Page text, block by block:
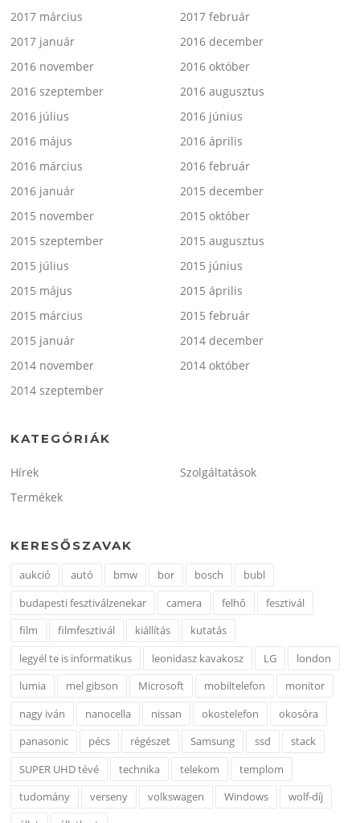
2017 március
2017 február
2017 január
2016 december
2016 november
2016 október
2016 szeptember
2016 augusztus
2016 július
2016 június
2016 május
2016 április
2016 március
2016 február
2016 január
2015 december
2015 november
2015 október
2015 szeptember
2015 augusztus
2015 július
2015 június
2015 május
2015 április
2015 március
2015 február
2015 január
2014 december
2014 november
2014 október
2014 szeptember
KATEGÓRIÁK
Hírek
Szolgáltatások
Termékek
KERESŐSZAVAK
aukció autó bmw bor bosch
bubl
budapesti fesztiválzenekar
camera felhő
fesztivál
film
filmfesztivál kiállítás
kutatás
legyél te is informatikus
leonidasz kavakosz LG
london
lumia
mel gibson Microsoft mobiltelefon
monitor
nagy iván
nanocella nissan okostelefon
okosóra
panasonic
pécs régészet Samsung ssd
stack
SUPER UHD tévé
technika telekom
templom
tudomány
verseny volkswagen Windows
wolf-díj